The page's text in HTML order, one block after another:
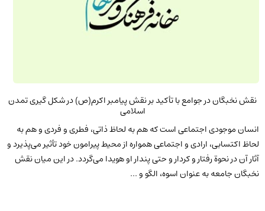
نقش نخبگان در جوامع با تأکید بر نقش پیامبر اکرم(ص) در شکل گیری تمدن
اسلامی
انسان موجودی اجتماعی است که هم به لحاظ ذاتی، فطری و فردی و هم به
لحاظ اکتسابی، ارادی و اجتماعی همواره از محیط پیرامون خود تأثیر می‌پذیرد و
آثار آن در نحوة رفتار و کردار و حتی پندار او هویدا می‌گردد. در این میان نقش
نخبگان جامعه به عنوان اسوه، الگو و ...